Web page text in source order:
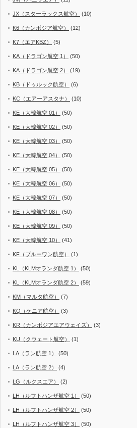
JX（スターラックス航空） (10)
K6（カンボジア航空） (12)
K7（エアKBZ） (5)
KA（ドラゴン航空 1） (50)
KA（ドラゴン航空 2） (19)
KB（ドゥルック航空） (6)
KC（エアーアスタナ） (10)
KE（大韓航空 01） (50)
KE（大韓航空 02） (50)
KE（大韓航空 03） (50)
KE（大韓航空 04） (50)
KE（大韓航空 05） (50)
KE（大韓航空 06） (50)
KE（大韓航空 07） (50)
KE（大韓航空 08） (50)
KE（大韓航空 09） (50)
KE（大韓航空 10） (41)
KF（ブルーワン航空） (1)
KL（KLMオランダ航空 1） (50)
KL（KLMオランダ航空 2） (59)
KM（マルタ航空） (7)
KQ（ケニア航空） (3)
KR（カンボジアエアウェイズ） (3)
KU（クウェート航空） (1)
LA（ラン航空 1） (50)
LA（ラン航空 2） (4)
LG（ルクスエア） (2)
LH（ルフトハンザ航空 1） (50)
LH（ルフトハンザ航空 2） (50)
LH（ルフトハンザ航空 3） (50)